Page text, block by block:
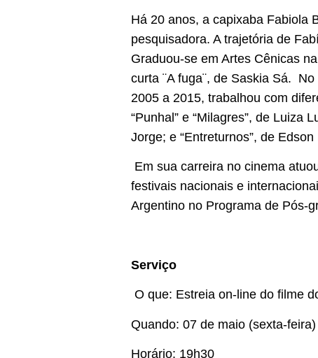
Há 20 anos, a capixaba Fabiola
pesquisadora. A trajetória de
Graduou-se em Artes Cênicas
curta ¨A fuga¨, de Saskia Sá.
2005 a 2015, trabalhou com
“Punhal” e “Milagres”, de Luiza
Jorge; e “Entreturnos”, de Edson
Em sua carreira no cinema
festivais nacionais e
Argentino no Programa de Pós-
Serviço
O que: Estreia on-line do filme
Quando: 07 de maio (sexta-feira)
Horário: 19h30